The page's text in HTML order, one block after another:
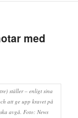
med
ställer – enligt sina
att ge upp kravet på
avgå. Foto: News